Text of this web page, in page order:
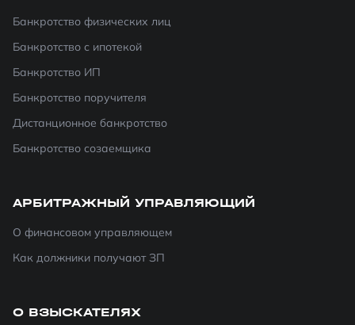
Банкротство физических лиц
Банкротство с ипотекой
Банкротство ИП
Банкротство поручителя
Дистанционное банкротство
Банкротство созаемщика
АРБИТРАЖНЫЙ УПРАВЛЯЮЩИЙ
О финансовом управляющем
Как должники получают ЗП
О ВЗЫСКАТЕЛЯХ